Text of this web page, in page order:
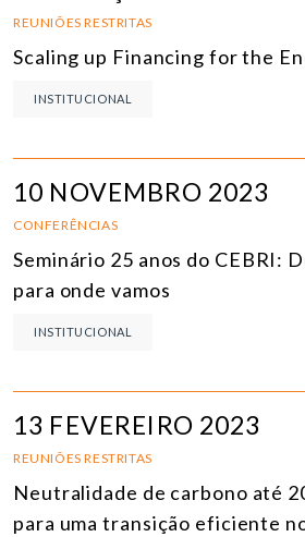
REUNIÕES RESTRITAS
Scaling up Financing for the
INSTITUCIONAL
10 NOVEMBRO 2023
CONFERÊNCIAS
Seminário 25 anos do CEBRI:
para onde vamos
INSTITUCIONAL
13 FEVEREIRO 2023
REUNIÕES RESTRITAS
Neutralidade de carbono até
para uma transição eficiente